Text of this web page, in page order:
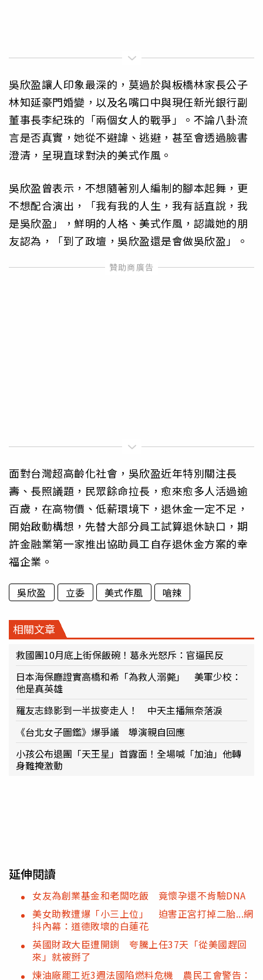
吳欣盈讓人印象最深的，莫過於與板橋林家長公子
林知延豪門婚變，以及名嘴口中與現任新光銀行副
董事長李紀珠的「兩個女人的戰爭」。不論八卦流
言是否真實，她從不避諱、逃避，甚至會透過臉書
澄清，呈現直球對決的美式作風。
吳欣盈曾表示，不想隨著別人編制的腳本起舞，更
不想配合演出，「我有我的人生，我有話直說，我
是吳欣盈」，鮮明的人格、美式作風，認識她的朋
友認為，「到了政壇，吳欣盈還是會做吳欣盈」。
面對台灣超高齡化社會，吳欣盈近年特別關注長
壽、長照議題，民眾餘命拉長，愈來愈多人活過逾
百歲，在高物價、低薪環境下，退休金一定不足，
開始啟動構想，先替大部分員工試算退休缺口，期
許金融業第一家推出協助員工自存退休金方案的幸
福企業。
吳欣盈 立委 美式作風 嗆辣
相關文章
救國團10月底上街保飯碗！葛永光怒斥：官逼民反
日本海保廳證實高橋和希「為救人溺斃」 美軍少校：
他是真英雄
羅友志錄影到一半拔麥走人！ 中天主播無奈落淚
《台北女子圖鑑》爆爭議 導演親自回應
小孩公布退團「天王星」首露面！全場喊「加油」他轉
身難掩激動
延伸閱讀
女友為創業基金和老闆吃飯 竟懷孕還不肯驗DNA
美女助教遭爆「小三上位」 迫害正宮打掉二胎...網
抖內幕：道德敗壞的白蓮花
英國財政大臣遭開鍘 夸騰上任37天「從美國趕回
來」就被掰了
煉油廠罷工近3週法國陷燃料危機 農民工會警告：